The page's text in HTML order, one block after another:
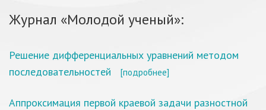
Журнал «Молодой ученый»:
Решение дифференциальных уравнений методом
последовательностей
[подробнее]
Аппроксимация первой краевой задачи разностной